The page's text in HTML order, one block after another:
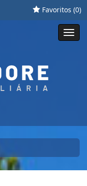
Favoritos (0)